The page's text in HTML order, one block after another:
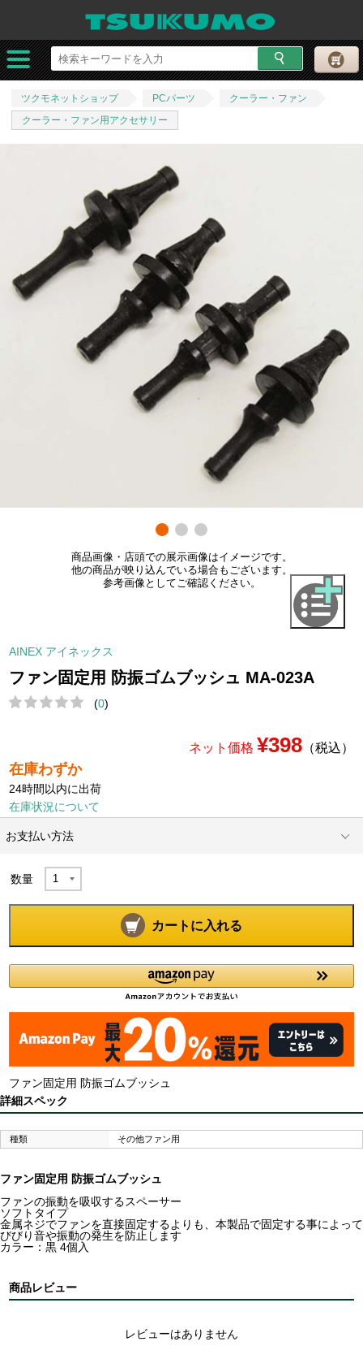
ツクモネットショップ PCパーツ
クーラー・ファン
クーラー・ファン用アクセサリー
商品画像・店頭での展示画像はイメージです。
他の商品が映り込んでいる場合もございます。
参考画像としてご確認ください。
AINEX アイネックス
ファン固定用 防振ゴムブッシュ MA-023A
(0)
ネット価格 ¥398（税込）
在庫わずか
24時間以内に出荷
在庫状況について
お支払い方法
数量
カートに入れる
ファン固定用 防振ゴムブッシュ
詳細スペック
種類 その他ファン用
ファン固定用 防振ゴムブッシュ
ファンの振動を吸収するスペーサー
ソフトタイプ
金属ネジでファンを直接固定するよりも、本製品で固定する事によって
びびり音や振動の発生を防止します
カラー：黒 4個入
商品レビュー
レビューはありません